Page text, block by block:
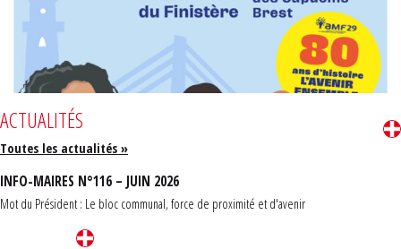
ACTUALITÉS
Toutes les actualités »
INFO-MAIRES N°116 – JUIN 2026
Mot du Président : Le bloc communal, force de proximité et d'avenir